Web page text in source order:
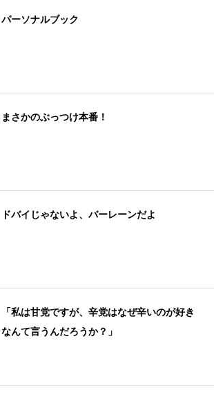
パーソナルブック
まさかのぶっつけ本番！
ドバイじゃないよ、バーレーンだよ
「私は甘党ですが、辛党はなぜ辛いのが好き
なんて言うんだろうか？」